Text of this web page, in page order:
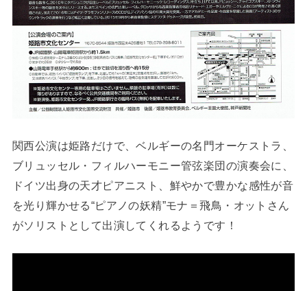
関西公演は姫路だけで、ベルギーの名門オーケストラ、
ブリュッセル・フィルハーモニー管弦楽団の演奏会に、
ドイツ出身の天才ピアニスト、鮮やかで豊かな感性が音
を光り輝かせる“ピアノの妖精”モナ＝飛鳥・オットさん
がソリストとして出演してくれるようです！